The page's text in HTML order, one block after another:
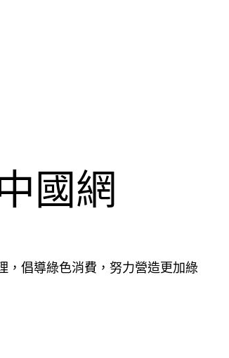
國網
，倡導綠色消費，努力營造更加綠